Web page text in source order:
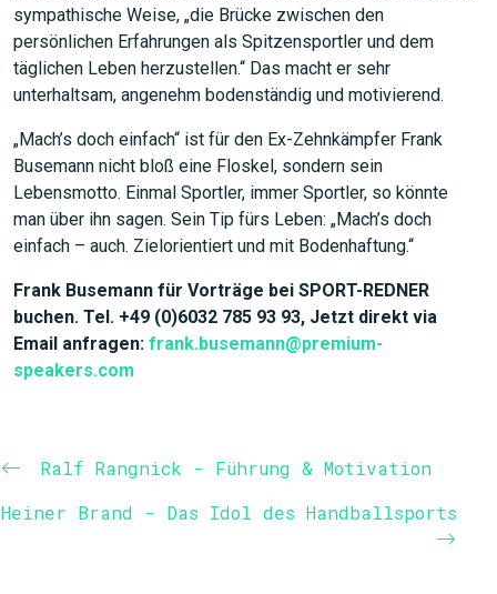
sympathische Weise, „die Brücke zwischen den
persönlichen Erfahrungen als Spitzensportler und dem
täglichen Leben herzustellen.“ Das macht er sehr
unterhaltsam, angenehm bodenständig und motivierend.
„Mach’s doch einfach“ ist für den Ex-Zehnkämpfer Frank
Busemann nicht bloß eine Floskel, sondern sein
Lebensmotto. Einmal Sportler, immer Sportler, so könnte
man über ihn sagen. Sein Tip fürs Leben: „Mach’s doch
einfach – auch. Zielorientiert und mit Bodenhaftung.“
Frank Busemann für Vorträge bei SPORT-REDNER
buchen. Tel. +49 (0)6032 785 93 93, Jetzt direkt via
Email anfragen: frank.busemann@premium-
speakers.com
Ralf Rangnick - Führung & Motivation
Heiner Brand - Das Idol des Handballsports